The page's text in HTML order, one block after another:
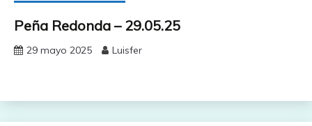
Peña Redonda – 29.05.25
29 mayo 2025 Luisfer